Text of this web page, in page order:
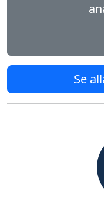
Se